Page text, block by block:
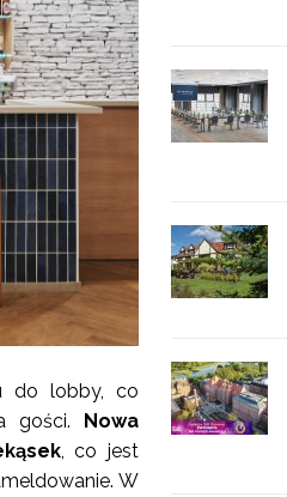
do lobby, co
gości. Nowa
, co jest
W